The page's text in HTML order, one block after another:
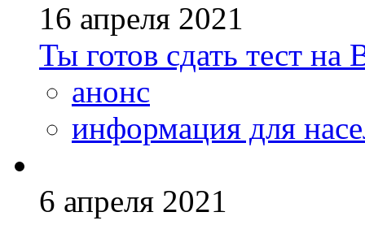
16 апреля 2021
Ты готов сдать тест на
анонс
информация для
6 апреля 2021